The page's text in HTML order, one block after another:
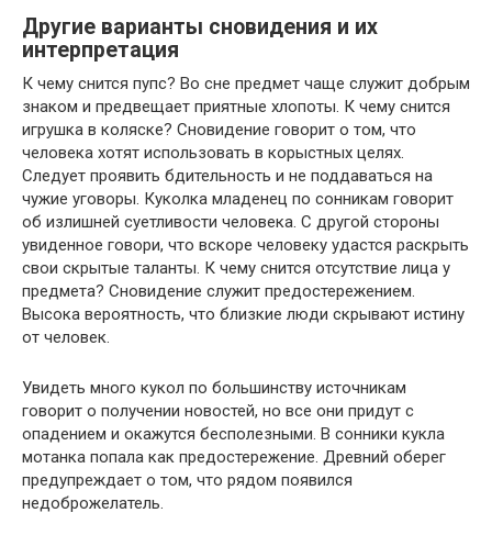
Другие варианты сновидения и их
интерпретация
К чему снится пупс? Во сне предмет чаще служит добрым
знаком и предвещает приятные хлопоты. К чему снится
игрушка в коляске? Сновидение говорит о том, что
человека хотят использовать в корыстных целях.
Следует проявить бдительность и не поддаваться на
чужие уговоры. Куколка младенец по сонникам говорит
об излишней суетливости человека. С другой стороны
увиденное говори, что вскоре человеку удастся раскрыть
свои скрытые таланты. К чему снится отсутствие лица у
предмета? Сновидение служит предостережением.
Высока вероятность, что близкие люди скрывают истину
от человек.
Увидеть много кукол по большинству источникам
говорит о получении новостей, но все они придут с
опадением и окажутся бесполезными. В сонники кукла
мотанка попала как предостережение. Древний оберег
предупреждает о том, что рядом появился
недоброжелатель.